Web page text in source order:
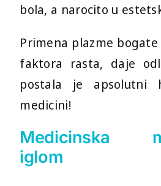
bola, a narocito u
Primena plazme
faktora rasta, daje
postala je apsolutni
medicini!
Medicinska
iglom